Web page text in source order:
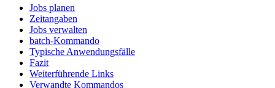
Jobs planen
Zeitangaben
Jobs verwalten
batch-Kommando
Typische Anwendungsfälle
Fazit
Weiterführende Links
Verwandte Kommandos